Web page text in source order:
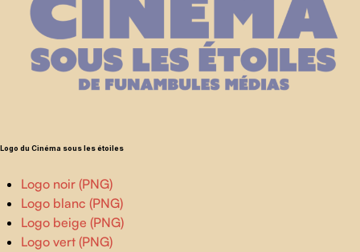
Logo du Cinéma sous les étoiles
Logo noir (PNG)
Logo blanc (PNG)
Logo beige (PNG)
Logo vert (PNG)